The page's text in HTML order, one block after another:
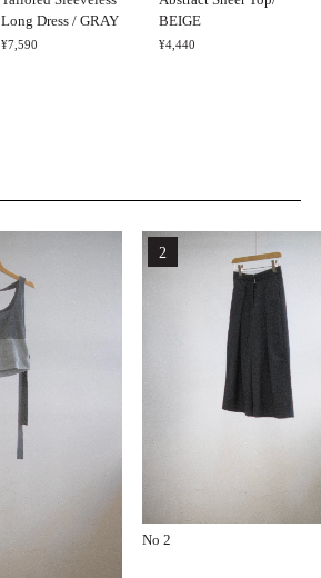
Long Dress / GRAY
¥7,590
BEIGE
¥4,440
No 2